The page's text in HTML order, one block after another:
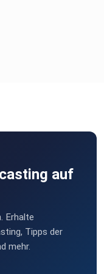
Traum-Coaching-
oder
auf
Erhalte
Tipps der
mehr.